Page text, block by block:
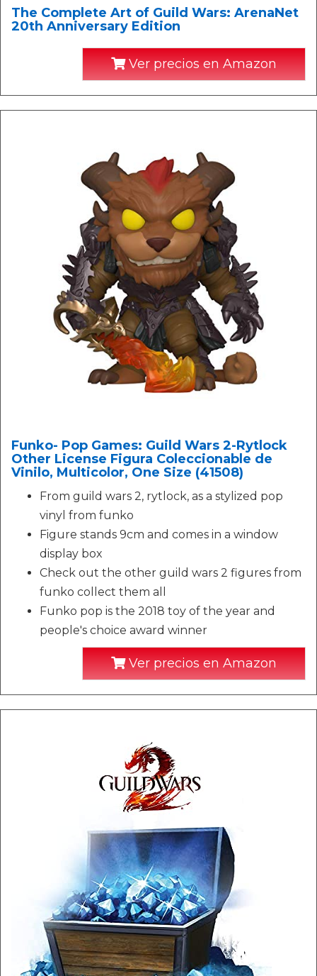
The Complete Art of Guild Wars: ArenaNet
20th Anniversary Edition
Ver precios en Amazon
Funko- Pop Games: Guild Wars 2-Rytlock
Other License Figura Coleccionable de
Vinilo, Multicolor, One Size (41508)
From guild wars 2, rytlock, as a stylized pop
vinyl from funko
Figure stands 9cm and comes in a window
display box
Check out the other guild wars 2 figures from
funko collect them all
Funko pop is the 2018 toy of the year and
people's choice award winner
Ver precios en Amazon